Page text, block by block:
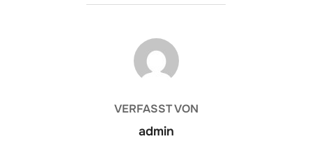
BEITRAGSAUTOR
VERFASST VON
admin